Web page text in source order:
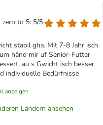
zero to 5: 5/5
stabil gha. Mit 7-8 Jahr isch
händ mir uf Senior-Futter
au s Gwicht isch besser
individuelle Bedürfnisse
anzeigen
Ländern ansehen